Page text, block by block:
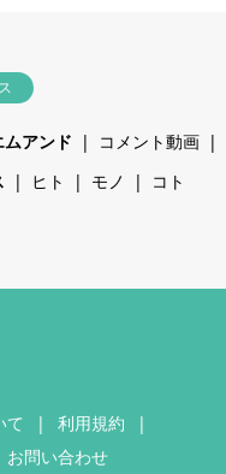
アンド コメント動画
ヒト モノ コト
て
利用規約
お問い合わせ